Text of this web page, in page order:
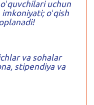
uchun
imkoniyati; oʻqish
va sohalar
stipendiya va